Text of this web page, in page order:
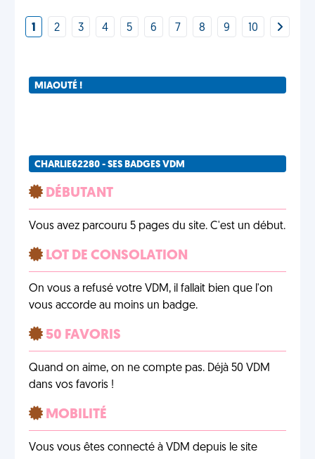
1 2 3 4 5 6 7 8 9 10
MIAOUTÉ !
CHARLIE62280 - SES BADGES VDM
DÉBUTANT
Vous avez parcouru 5 pages du site. C'est un début.
LOT DE CONSOLATION
On vous a refusé votre VDM, il fallait bien que l'on
vous accorde au moins un badge.
50 FAVORIS
Quand on aime, on ne compte pas. Déjà 50 VDM
dans vos favoris !
MOBILITÉ
Vous vous êtes connecté à VDM depuis le site